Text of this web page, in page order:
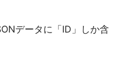
データに「ID」しか含